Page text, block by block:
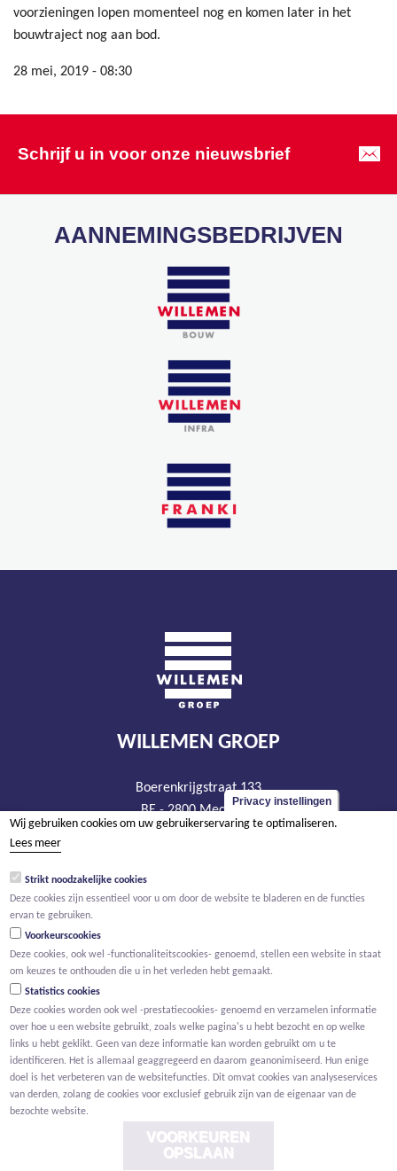
voorzieningen lopen momenteel nog en komen later in het
bouwtraject nog aan bod.
28 mei, 2019 - 08:30
Schrijf u in voor onze nieuwsbrief
AANNEMINGSBEDRIJVEN
WILLEMEN GROEP
Boerenkrijgstraat 133
BE - 2800 Mechelen
tel +32 15 569 965
BTW BE 0466.256.432
Privacy instellingen
Wij gebruiken cookies om uw gebruikerservaring te optimaliseren.
Lees meer
Strikt noodzakelijke cookies
Deze cookies zijn essentieel voor u om door de website te bladeren en de functies
ervan te gebruiken.
Voorkeurscookies
Deze cookies, ook wel -functionaliteitscookies- genoemd, stellen een website in staat
om keuzes te onthouden die u in het verleden hebt gemaakt.
Statistics cookies
Deze cookies worden ook wel -prestatiecookies- genoemd en verzamelen informatie
over hoe u een website gebruikt, zoals welke pagina's u hebt bezocht en op welke
links u hebt geklikt. Geen van deze informatie kan worden gebruikt om u te
identificeren. Het is allemaal geaggregeerd en daarom geanonimiseerd. Hun enige
doel is het verbeteren van de websitefuncties. Dit omvat cookies van analyseservices
van derden, zolang de cookies voor exclusief gebruik zijn van de eigenaar van de
bezochte website.
VOORKEUREN
OPSLAAN